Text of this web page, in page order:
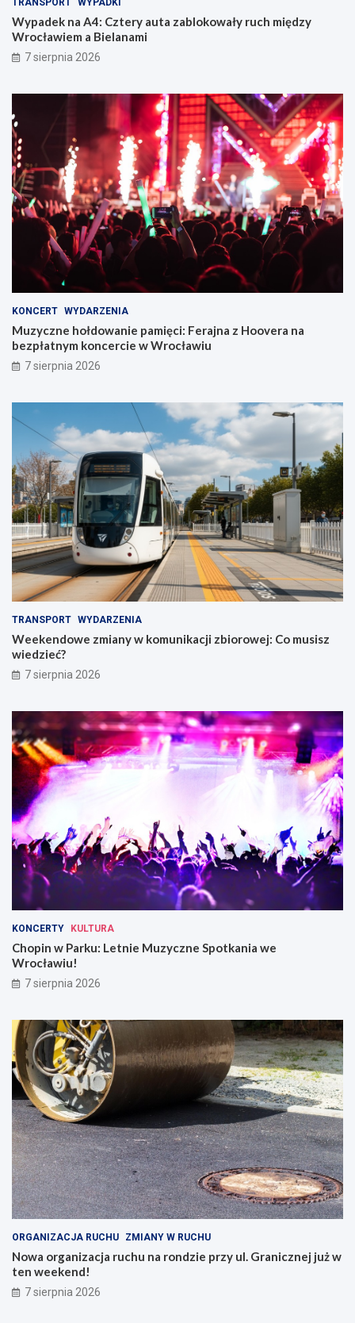
TRANSPORT WYPADKI
Wypadek na A4: Cztery auta zablokowały ruch między
Wrocławiem a Bielanami
7 sierpnia 2026
KONCERT WYDARZENIA
Muzyczne hołdowanie pamięci: Ferajna z Hoovera na
bezpłatnym koncercie w Wrocławiu
7 sierpnia 2026
TRANSPORT WYDARZENIA
Weekendowe zmiany w komunikacji zbiorowej: Co musisz
wiedzieć?
7 sierpnia 2026
KONCERTY KULTURA
Chopin w Parku: Letnie Muzyczne Spotkania we
Wrocławiu!
7 sierpnia 2026
ORGANIZACJA RUCHU ZMIANY W RUCHU
Nowa organizacja ruchu na rondzie przy ul. Granicznej już w
ten weekend!
7 sierpnia 2026